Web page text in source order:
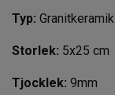
Typ: Granitkeramik
Storlek: 5x25 cm
Tjocklek: 9mm